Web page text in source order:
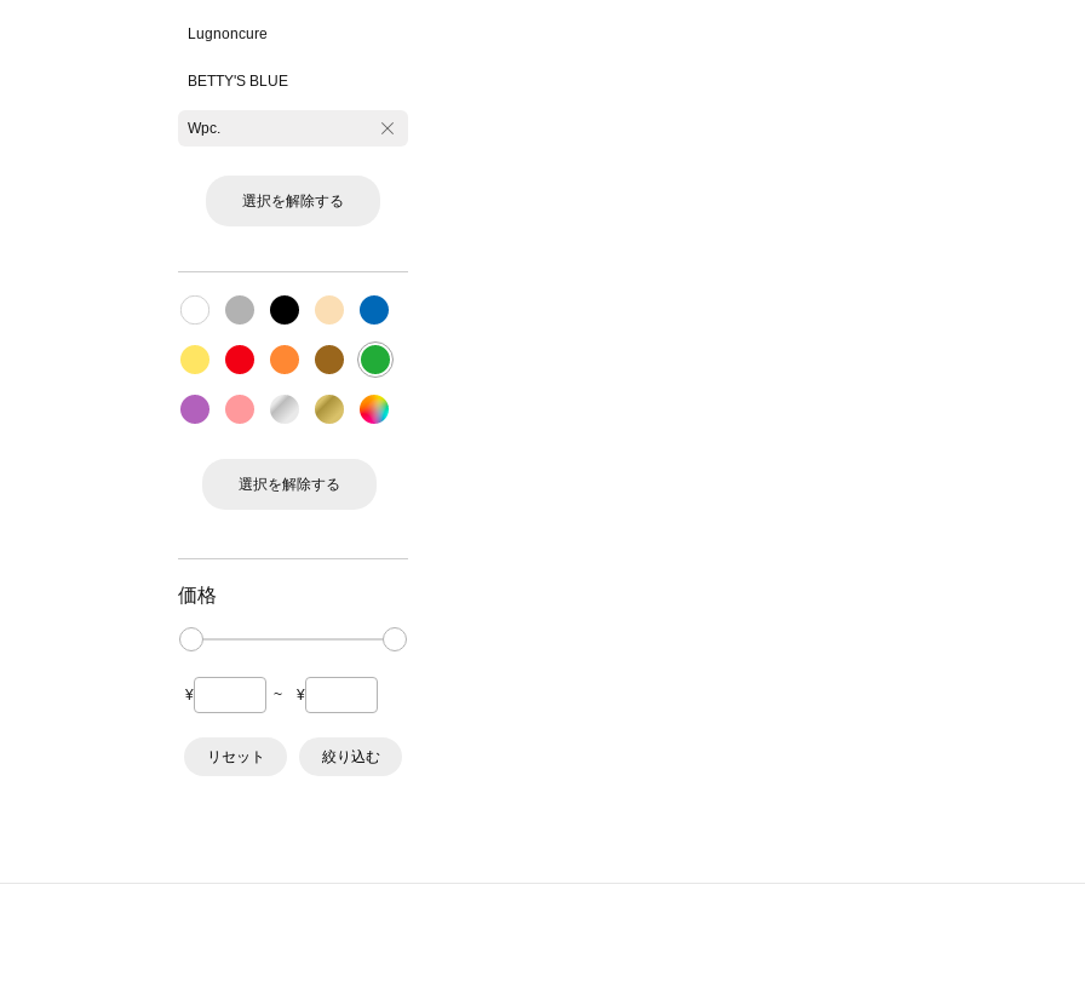
Lugnoncure
BETTY'S BLUE
Wpc.
選択を解除する
選択を解除する
価格
¥ ~ ¥
リセット 絞り込む